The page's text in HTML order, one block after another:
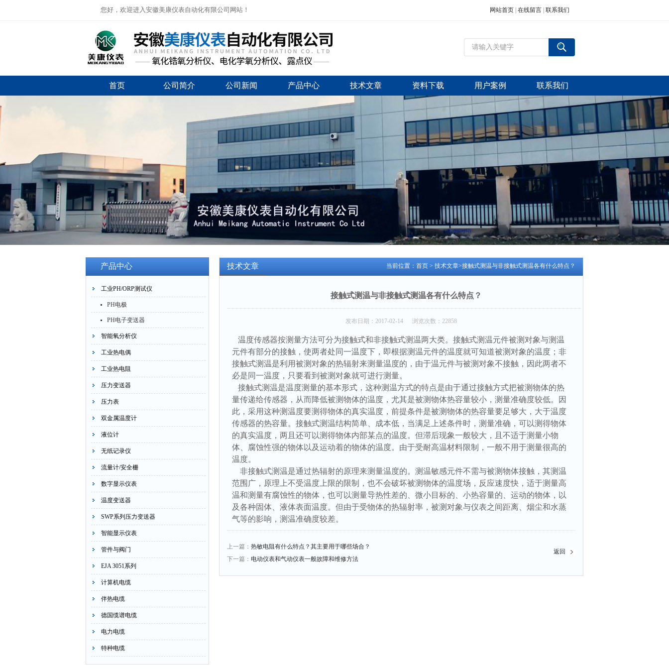
您好，欢迎进入安徽美康仪表自动化有限公司网站！ 网站首页 在线留言 联系我们
首页 公司简介 公司新闻 产品中心 技术文章 资料下载 用户案例 联系我们
产品中心
工业PH/ORP测试仪
PH电极
PH电子变送器
智能氧分析仪
工业热电偶
工业热电阻
压力变送器
压力表
双金属温度计
液位计
无纸记录仪
流量计/安全栅
数字显示仪表
温度变送器
SWP系列压力变送器
智能显示仪表
管件与阀门
EJA 3051系列
计算机电缆
伴热电缆
德国缆谱电缆
电力电缆
特种电缆
当前位置： 首页 > 技术文章>接触式测温与非接触式测温各有什么特点？
技术文章
接触式测温与非接触式测温各有什么特点？
发布日期：2017-02-14 浏览次数：22858
温度传感器按测量方法可分为接触式和非接触式测温两大类。接触式测温元件被测对象与测温
元件有部分的接触，使两者处同一温度下，即根据测温元件的温度就可知道被测对象的温度；非
接触式测温是利用被测对象的热辐射来测量温度的，由于温元件与被测对象不接触，因此两者不
必是同一温度，只要看到被测对象就可进行测量。
接触式测温是温度测量的基本形式，这种测温方式的特点是由于通过接触方式把被测物体的热
量传递给传感器，从而降低被测物体的温度，尤其是被测物体热容量较小，测量准确度较低。因
此，采用这种测温度要测得物体的真实温度，前提条件是被测物体的热容量要足够大，大于温度
传感器的热容量。接触式测温结构简单、成本低，当满足上述条件时，测量准确，可以测得物体
的真实温度，两且还可以测得物体内部某点的温度。但滞后现象一般较大，且不适于测量小物
体、腐蚀性强的物体以及运动着的物体的温度。由于受耐高温材料限制，一般不用于测量很高的
温度。
非接触式测温是通过热辐射的原理来测量温度的。测温敏感元件不需与被测物体接触，其测温
范围广，原理上不受温度上限的限制，也不会破坏被测物体的温度场，反应速度快，适于测量高
温和测量有腐蚀性的物体，也可以测量导热性差的、微小目标的、小热容量的、运动的物体，以
及各种固体、液体表面温度。但由于受物体的热辐射率，被测对象与仪表之间距离、烟尘和水蒸
气等的影响，测温准确度较差。
上一篇： 热敏电阻有什么特点？其主要用于哪些场合？
下一篇： 电动仪表和气动仪表一般故障和维修方法
返回